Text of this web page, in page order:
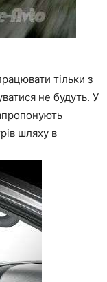
тільки з
не будуть. У
шляху в